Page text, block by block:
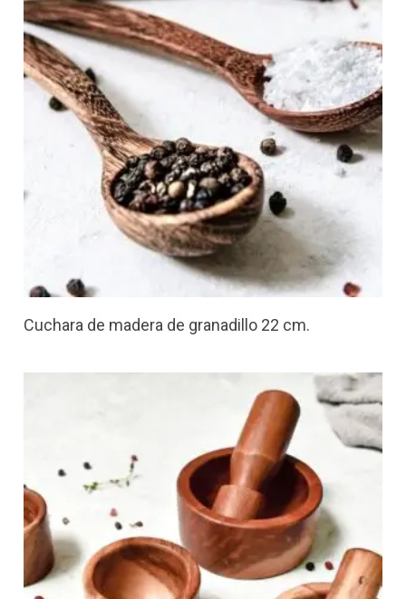
Cuchara de madera de granadillo 22 cm.